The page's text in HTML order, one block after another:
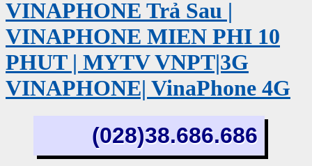
VINAPHONE Trả Sau |
VINAPHONE MIEN PHI 10
PHUT | MYTV VNPT|3G
VINAPHONE| VinaPhone 4G
(028)38.686.686